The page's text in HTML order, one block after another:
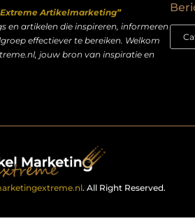
Artikelmarketing”
en artikelen die inspireren, informeren
effectiever te bereiken. Welkom
jouw bron van inspiratie en
. All Right Reserved.